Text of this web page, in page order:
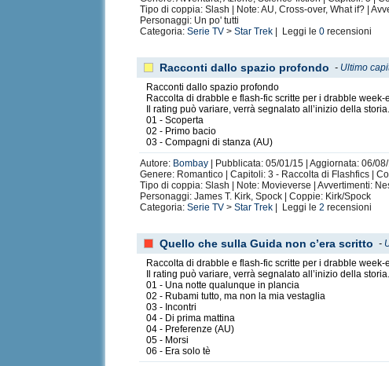
Tipo di coppia: Slash | Note: AU, Cross-over, What if? |
Personaggi: Un po' tutti
Categoria:Serie TV >Star Trek | Leggi le0 recensioni
Racconti dallo spazio profondo - Ultimo
Racconti dallo spazio profondo
Raccolta di drabble e flash-fic scritte per i drabble
Il rating può variare, verrà segnalato all’inizio della storia.
01 - Scoperta
02 - Primo bacio
03 - Compagni di stanza (AU)
Autore: Bombay | Pubblicata: 05/01/15 | Aggiornata: 06/
Genere: Romantico | Capitoli: 3 - Raccolta di Flashfics |
Tipo di coppia: Slash | Note: Movieverse | Avvertimenti:
Personaggi: James T. Kirk, Spock | Coppie: Kirk/Spock
Categoria:Serie TV >Star Trek | Leggi le2 recensioni
Quello che sulla Guida non c’era scritto -
Raccolta di drabble e flash-fic scritte per i drabble
Il rating può variare, verrà segnalato all’inizio della storia.
01 - Una notte qualunque in plancia
02 - Rubami tutto, ma non la mia vestaglia
03 - Incontri
04 - Di prima mattina
04 - Preferenze (AU)
05 - Morsi
06 - Era solo tè